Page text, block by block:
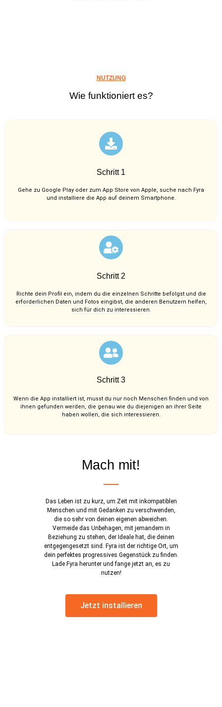
NUTZUNG
Wie funktioniert es?
Schritt 1
Gehe zu Google Play oder zum App Store von Apple, suche nach Fyra
und installiere die App auf deinem Smartphone.
Schritt 2
Richte dein Profil ein, indem du die einzelnen Schritte befolgst und die
erforderlichen Daten und Fotos eingibst, die anderen Benutzern helfen,
sich für dich zu interessieren.
Schritt 3
Wenn die App installiert ist, musst du nur noch Menschen finden und von
ihnen gefunden werden, die genau wie du diejenigen an ihrer Seite
haben wollen, die sich interessieren.
Mach mit!
Das Leben ist zu kurz, um Zeit mit inkompatiblen
Menschen und mit Gedanken zu verschwenden,
die so sehr von deinen eigenen abweichen.
Vermeide das Unbehagen, mit jemandem in
Beziehung zu stehen, der Ideale hat, die deinen
entgegengesetzt sind. Fyra ist der richtige Ort, um
dein perfektes progressives Gegenstück zu finden.
Lade Fyra herunter und fange jetzt an, es zu
nutzen!
Jetzt installieren